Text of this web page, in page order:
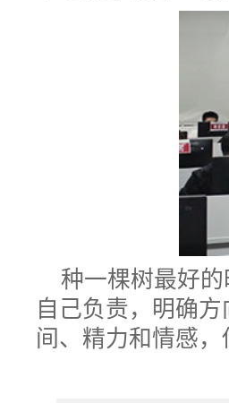
种一棵树最好
自己负责，明确
间、精力和情感